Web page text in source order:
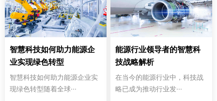
智慧科技如何助力能源企
业实现绿色转型
智慧科技如何助力能源企业实
现绿色转型随着全球···
能源行业领导者的智慧科
技战略解析
在当今的能源行业中，科技战
略已成为推动行业发···